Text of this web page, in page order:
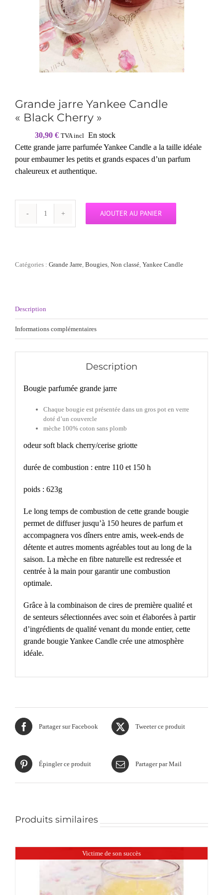
Grande jarre Yankee Candle
« Black Cherry »
30,90 € TVA incl En stock
Cette grande jarre parfumée Yankee Candle a la taille idéale
pour embaumer les petits et grands espaces d’un parfum
chaleureux et authentique.
quantité
de
Candle
AJOUTER AU PANIER
Catégories : Grande Jarre, Bougies, Non classé, Yankee Candle
Description
Informations complémentaires
Description
Bougie parfumée grande jarre
Chaque bougie est présentée dans un gros pot en verre
doté d’un couvercle
mèche 100% coton sans plomb
odeur soft black cherry/cerise griotte
durée de combustion : entre 110 et 150 h
poids : 623g
Le long temps de combustion de cette grande bougie
permet de diffuser jusqu’à 150 heures de parfum et
accompagnera vos dîners entre amis, week-ends de
détente et autres moments agréables tout au long de la
saison. La mèche en fibre naturelle est redressée et
centrée à la main pour garantir une combustion
optimale.
Grâce à la combinaison de cires de première qualité et
de senteurs sélectionnées avec soin et élaborées à partir
d’ingrédients de qualité venant du monde entier, cette
grande bougie Yankee Candle crée une atmosphère
idéale.
Partager sur Facebook Tweeter ce produit
Épingler ce produit Partager par Mail
Produits similaires
Victime de son succès